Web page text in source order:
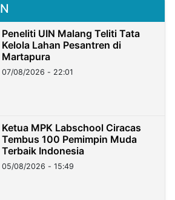
Peneliti UIN Malang Teliti Tata
Kelola Lahan Pesantren di
Martapura
07/08/2026 - 22:01
Ketua MPK Labschool Ciracas
Tembus 100 Pemimpin Muda
Terbaik Indonesia
05/08/2026 - 15:49